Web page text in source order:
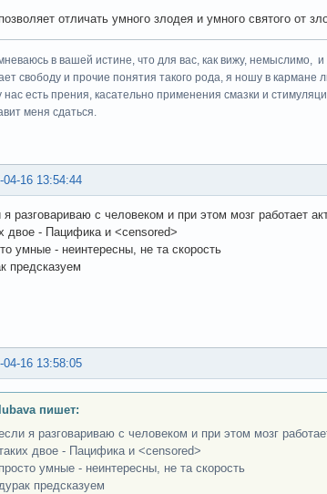
отличать умного злодея и умного святого от
в вашей истине, что для вас, как вижу, немыслимо,
свободу и прочие понятия такого рода, я ношу в
нас есть прения, касательно применения смазки и
меня сдаться.
04-16 13:54:44
я разговариваю с человеком и при этом мозг работает
двое - Пацифика и <censored>
умные - неинтересны, не та скорость
предсказуем
04-16 13:58:05
lubava пишет:
я разговариваю с человеком и при этом мозг
двое - Пацифика и <censored>
просто умные - неинтересны, не та скорость
предсказуем